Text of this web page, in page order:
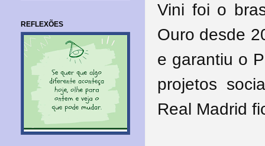
Vini foi o
Ouro desde
e garantiu o
projetos
Real Madrid
REFLEXÕES